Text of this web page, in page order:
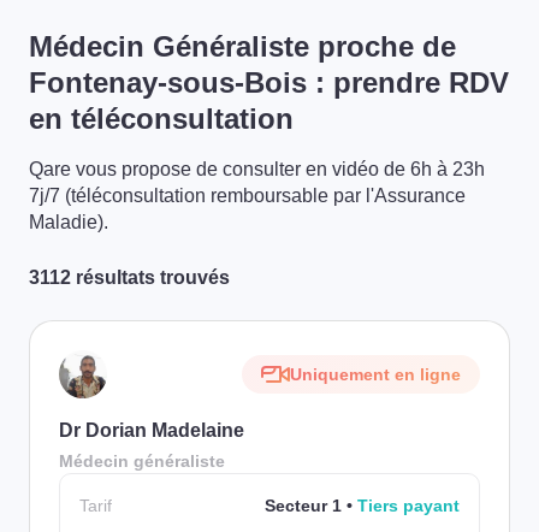
Médecin Généraliste proche de
Fontenay-sous-Bois : prendre RDV
en téléconsultation
Qare vous propose de consulter en vidéo de 6h à 23h
7j/7 (téléconsultation remboursable par l'Assurance
Maladie).
3112 résultats trouvés
Uniquement en ligne
Dr Dorian Madelaine
Médecin généraliste
Tarif Secteur 1 Tiers payant